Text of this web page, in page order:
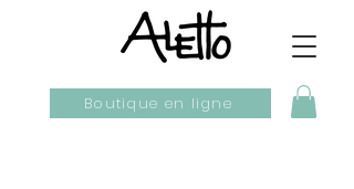
Boutique en ligne